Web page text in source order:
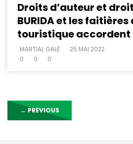
Droits d’auteur et
BURIDA et les
touristique accordent
MARTIAL GALÉ
25 MAI 2022
0
0 0
← PREVIOUS